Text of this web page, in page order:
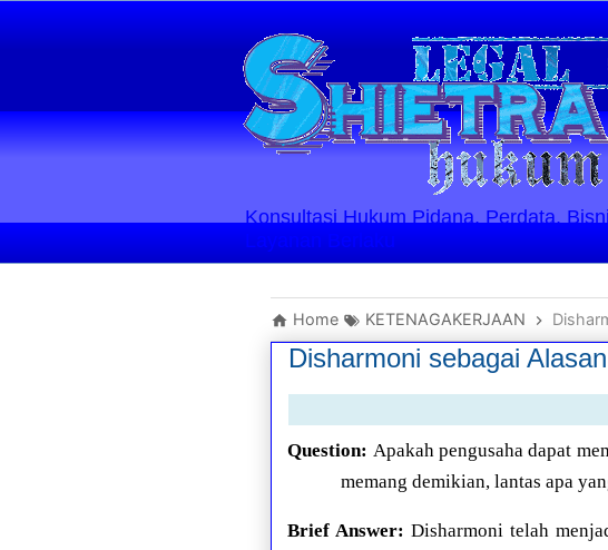
Konsultasi Hukum Pidana, Perdata,
Layanan Berlaku
Home KETENAGAKERJAAN
Disharmoni sebagai
Question: Apakah pengusaha dapat
memang demikian, lantas apa
Brief Answer: Disharmoni telah